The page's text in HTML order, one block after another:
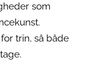
som
trin, så både